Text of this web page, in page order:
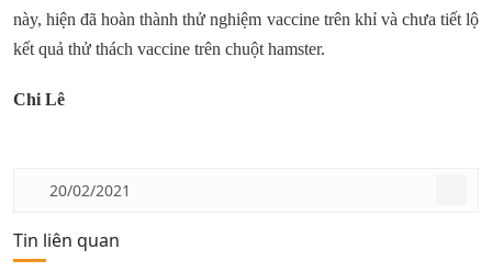
này, hiện đã hoàn thành thử nghiệm vaccine trên khỉ và chưa tiết lộ
kết quả thử thách vaccine trên chuột hamster.
Chi Lê
20/02/2021
Tin liên quan